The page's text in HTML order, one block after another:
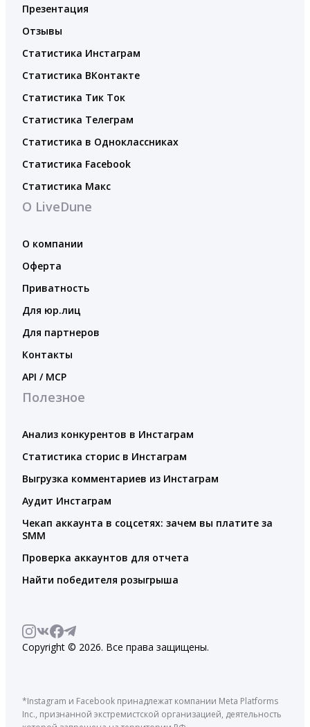
Презентация
Отзывы
Статистика Инстаграм
Статистика ВКонтакте
Статистика Тик Ток
Статистика Телеграм
Статистика в Одноклассниках
Статистика Facebook
Статистика Макс
О LiveDune
О компании
Оферта
Приватность
Для юр.лиц
Для партнеров
Контакты
API / MCP
Полезное
Анализ конкурентов в Инстаграм
Статистика сторис в Инстаграм
Выгрузка комментариев из Инстаграм
Аудит Инстаграм
Чекап аккаунта в соцсетях: зачем вы платите за
SMM
Проверка аккаунтов для отчета
Найти победителя розыгрыша
Copyright © 2026. Все права защищены.
*Instagram и Facebook принадлежат компании Meta Platforms
Inc., признанной экстремистской организацией, деятельность